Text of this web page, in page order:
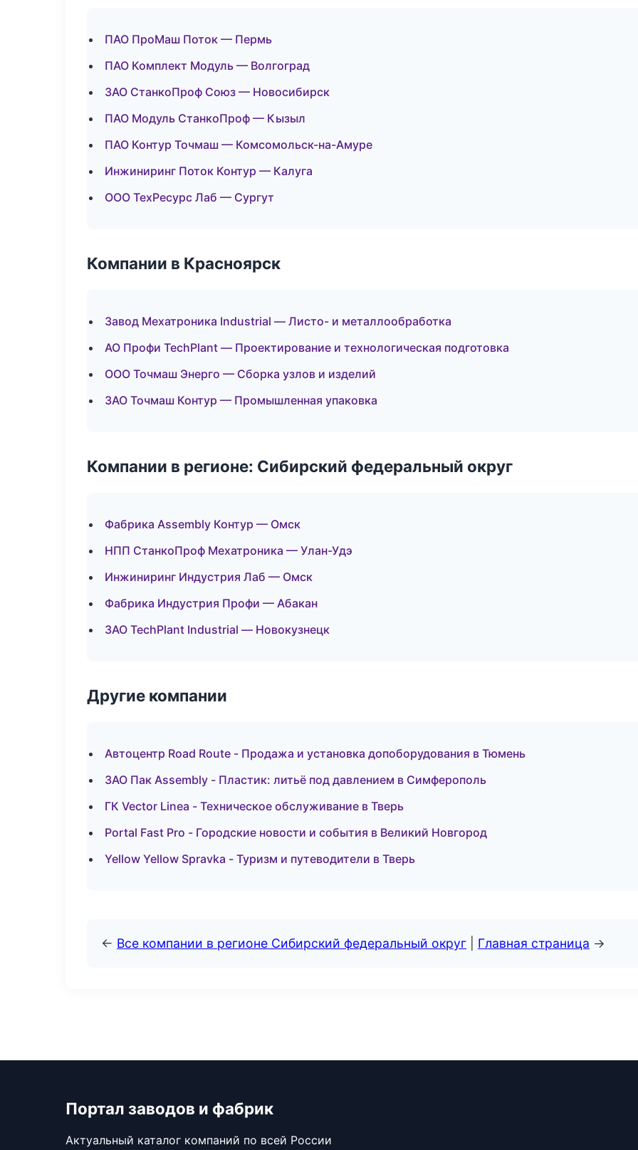
ПАО ПроМаш Поток — Пермь
ПАО Комплект Модуль — Волгоград
ЗАО СтанкоПроф Союз — Новосибирск
ПАО Модуль СтанкоПроф — Кызыл
ПАО Контур Точмаш — Комсомольск-на-Амуре
Инжиниринг Поток Контур — Калуга
ООО ТехРесурс Лаб — Сургут
Компании в Красноярск
Завод Мехатроника Industrial — Листо- и металлообработка
АО Профи TechPlant — Проектирование и технологическая подготовка
ООО Точмаш Энерго — Сборка узлов и изделий
ЗАО Точмаш Контур — Промышленная упаковка
Компании в регионе: Сибирский федеральный округ
Фабрика Assembly Контур — Омск
НПП СтанкоПроф Мехатроника — Улан-Удэ
Инжиниринг Индустрия Лаб — Омск
Фабрика Индустрия Профи — Абакан
ЗАО TechPlant Industrial — Новокузнецк
Другие компании
Автоцентр Road Route - Продажа и установка допоборудования в Тюмень
ЗАО Пак Assembly - Пластик: литьё под давлением в Симферополь
ГК Vector Linea - Техническое обслуживание в Тверь
Portal Fast Pro - Городские новости и события в Великий Новгород
Yellow Yellow Spravka - Туризм и путеводители в Тверь
← Все компании в регионе Сибирский федеральный округ Главная страница →
Портал заводов и фабрик
Актуальный каталог компаний по всей России